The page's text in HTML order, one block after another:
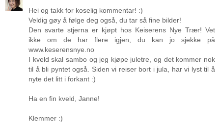
Hei og takk for koselig kommentar! :)
Veldig gøy å følge deg også, du tar så fine bilder!
Den svarte stjerna er kjøpt hos Keiserens Nye Trær! Vet
ikke om de har flere igjen, du kan jo sjekke på
www.keserensnye.no
I kveld skal sambo og jeg kjøpe juletre, og det kommer nok
til å bli pyntet også. Siden vi reiser bort i jula, har vi lyst til å
nyte det litt i forkant :)
Ha en fin kveld, Janne!
Klemmer :)